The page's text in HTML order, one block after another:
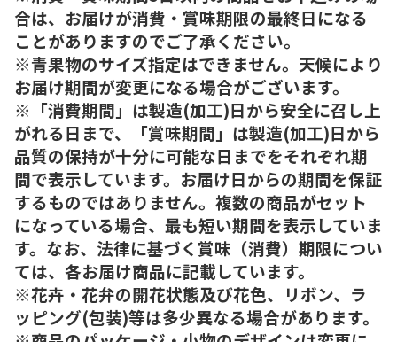
合は、お届けが消費・賞味期限の最終日になる
ことがありますのでご了承ください。
※青果物のサイズ指定はできません。天候により
お届け期間が変更になる場合がございます。
※「消費期間」は製造(加工)日から安全に召し上
がれる日まで、「賞味期間」は製造(加工)日から
品質の保持が十分に可能な日までをそれぞれ期
間で表示しています。お届け日からの期間を保証
するものではありません。複数の商品がセット
になっている場合、最も短い期間を表示していま
す。なお、法律に基づく賞味（消費）期限につい
ては、各お届け商品に記載しています。
※花卉・花弁の開花状態及び花色、リボン、ラ
ッピング(包装)等は多少異なる場合があります。